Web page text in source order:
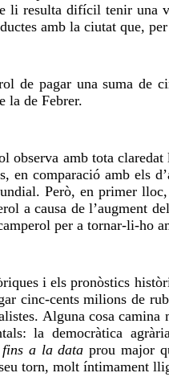
li resulta difícil tenir una
amb la ciutat que,
de pagar una suma
la de Febrer.
observa amb tota
en comparació amb els
Però, en primer
a causa de l’augment
per a tornar-li-ho
i els pronòstics
cinc-cents milions de
Alguna cosa camina
la democràtica
fins a la dataprou major
torn, molt íntimament